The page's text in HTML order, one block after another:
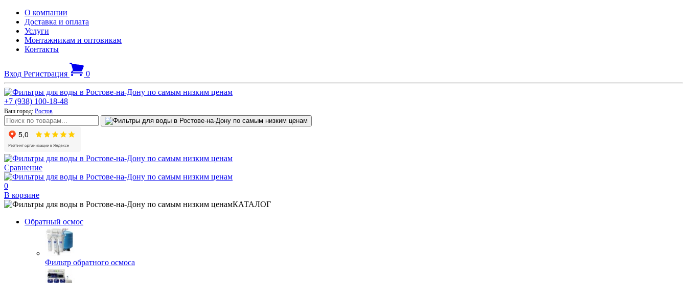
О компании
Доставка и оплата
Услуги
Монтажникам и оптовикам
Контакты
Вход Регистрация 0
+7 (938) 100-18-48
Ваш город: Ростов
Сравнение
0
В корзине
КАТАЛОГ
Обратный осмос
Фильтр обратного осмоса